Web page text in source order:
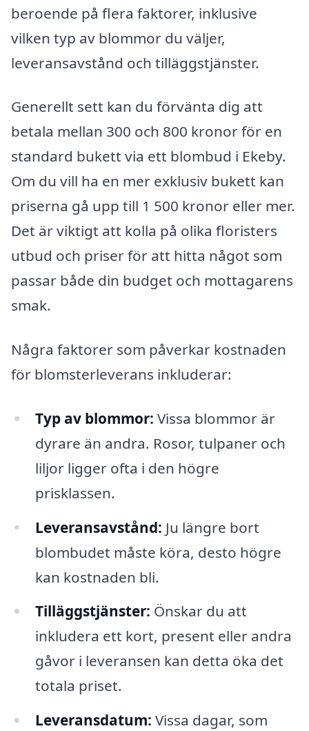
beroende på flera faktorer, inklusive
vilken typ av blommor du väljer,
leveransavstånd och tilläggstjänster.
Generellt sett kan du förvänta dig att
betala mellan 300 och 800 kronor för en
standard bukett via ett blombud i Ekeby.
Om du vill ha en mer exklusiv bukett kan
priserna gå upp till 1 500 kronor eller mer.
Det är viktigt att kolla på olika floristers
utbud och priser för att hitta något som
passar både din budget och mottagarens
smak.
Några faktorer som påverkar kostnaden
för blomsterleverans inkluderar:
Typ av blommor: Vissa blommor är
dyrare än andra. Rosor, tulpaner och
liljor ligger ofta i den högre
prisklassen.
Leveransavstånd: Ju längre bort
blombudet måste köra, desto högre
kan kostnaden bli.
Tilläggstjänster: Önskar du att
inkludera ett kort, present eller andra
gåvor i leveransen kan detta öka det
totala priset.
Leveransdatum: Vissa dagar, som